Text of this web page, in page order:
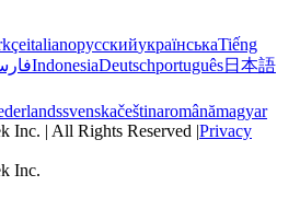
italianoрусскийукраїнськаTiếng
IndonesiaDeutschportuguês日本語
svenskačeštinaromânămagyar
Inc. | All Rights Reserved |Privacy
Inc.